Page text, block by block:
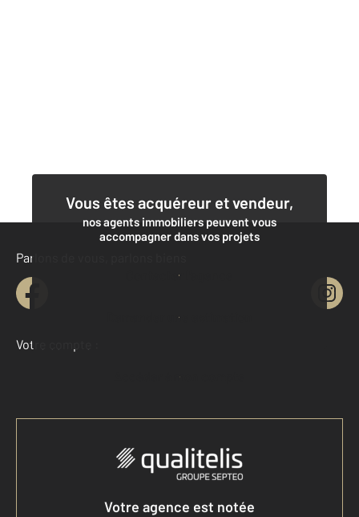
Vous êtes acquéreur et vendeur,
nos agents immobiliers peuvent vous
accompagner dans vos projets
Contacter l'agence
Demander une estimation
Parlons de vous, parlons biens
Votre compte :
Accéder à mon compte
Votre agence est notée